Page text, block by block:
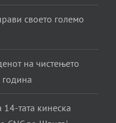
своето големо
на чистењето
тата кинеска